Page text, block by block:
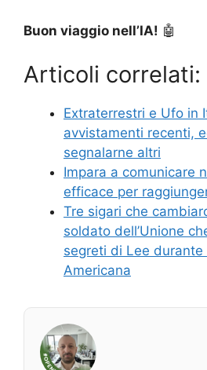
Buon viaggio nell’IA! 🤖
Articoli correlati:
Extraterrestri e Ufo in
avvistamenti recenti,
segnalarne altri
Impara a comunicare
efficace per
Tre sigari che
soldato dell’Unione
segreti di Lee durante
Americana